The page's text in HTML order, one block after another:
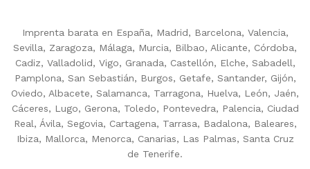
Imprenta barata en España, Madrid, Barcelona, Valencia,
Sevilla, Zaragoza, Málaga, Murcia, Bilbao, Alicante, Córdoba,
Cadiz, Valladolid, Vigo, Granada, Castellón, Elche, Sabadell,
Pamplona, San Sebastián, Burgos, Getafe, Santander, Gijón,
Oviedo, Albacete, Salamanca, Tarragona, Huelva, León, Jaén,
Cáceres, Lugo, Gerona, Toledo, Pontevedra, Palencia, Ciudad
Real, Ávila, Segovia, Cartagena, Tarrasa, Badalona, Baleares,
Ibiza, Mallorca, Menorca, Canarias, Las Palmas, Santa Cruz
de Tenerife.